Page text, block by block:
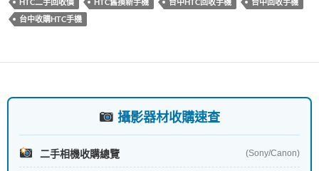
o
HTC二手回收價 HTC舊換新手機 台中HTC回收手機
台中回收手機
台中收購HTC手機
攝影器材收購速查
二手相機收購總覽 (Sony/Canon)